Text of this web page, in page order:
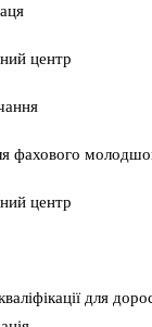
центр
фахового
центр
для